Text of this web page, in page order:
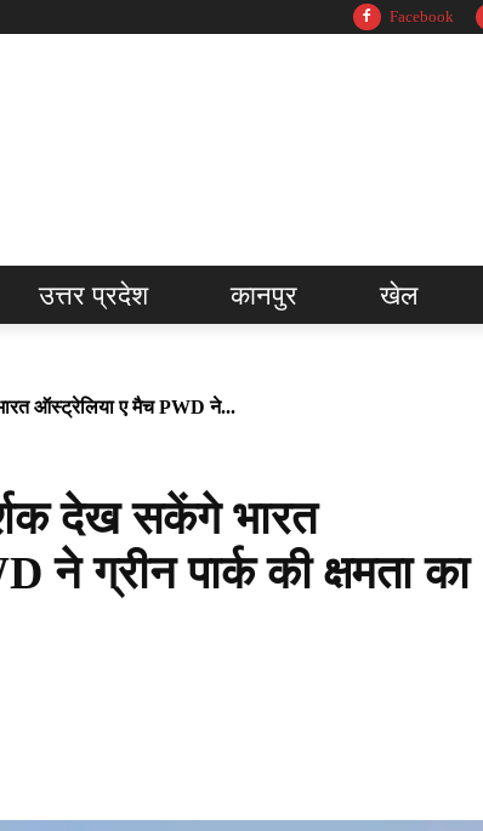
Facebook
उत्तर प्रदेश कानपुर खेल
ऑस्ट्रेलिया ए मैच PWD ने...
देख सकेंगे भारत
ग्रीन पार्क की क्षमता का